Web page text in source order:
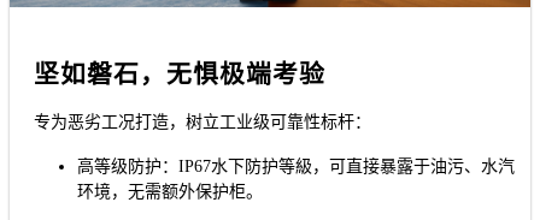
坚如磐石，无惧极端考验
专为恶劣工况打造，树立工业级可靠性标杆：
高等级防护：IP67水下防护等級，可直接暴露于油污、水汽
环境，无需额外保护柜。